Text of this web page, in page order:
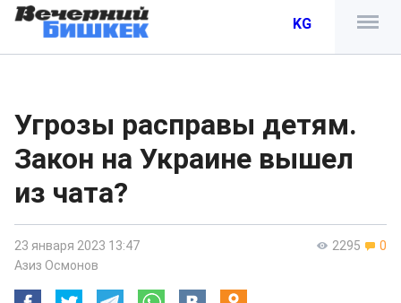
KG
Угрозы расправы детям.
Закон на Украине вышел
из чата?
2295 0
23 января 2023 13:47
Азиз Осмонов